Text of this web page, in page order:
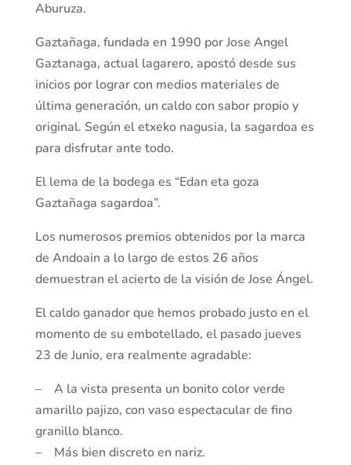
Aburuza.
Gaztañaga, fundada en 1990 por Jose Angel
Gaztanaga, actual lagarero, apostó desde sus
inicios por lograr con medios materiales de
última generación, un caldo con sabor propio y
original. Según el etxeko nagusia, la sagardoa es
para disfrutar ante todo.
El lema de la bodega es “Edan eta goza
Gaztañaga sagardoa”.
Los numerosos premios obtenidos por la marca
de Andoain a lo largo de estos 26 años
demuestran el acierto de la visión de Jose Ángel.
El caldo ganador que hemos probado justo en el
momento de su embotellado, el pasado jueves
23 de Junio, era realmente agradable:
– A la vista presenta un bonito color verde
amarillo pajizo, con vaso espectacular de fino
granillo blanco.
– Más bien discreto en nariz.